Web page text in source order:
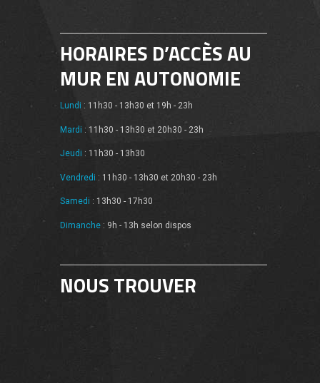
HORAIRES D’ACCÈS AU
MUR EN AUTONOMIE
Lundi : 11h30 - 13h30 et 19h - 23h
Mardi : 11h30 - 13h30 et 20h30 - 23h
Jeudi : 11h30 - 13h30
Vendredi : 11h30 - 13h30 et 20h30 - 23h
Samedi : 13h30 - 17h30
Dimanche : 9h - 13h selon dispos
NOUS TROUVER